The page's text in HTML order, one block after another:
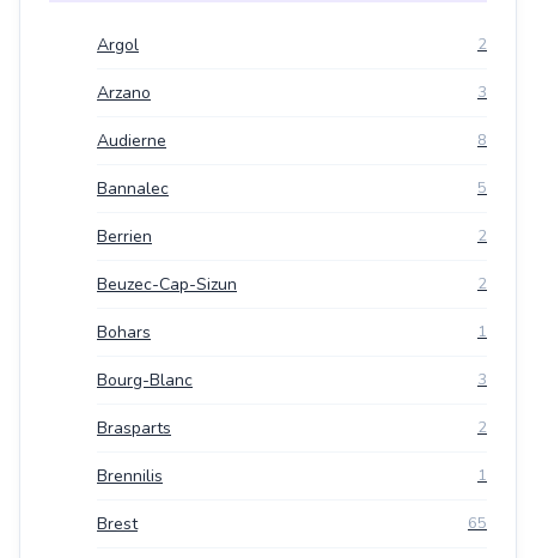
Argol 2
Arzano 3
Audierne 8
Bannalec 5
Berrien 2
Beuzec-Cap-Sizun 2
Bohars 1
Bourg-Blanc 3
Brasparts 2
Brennilis 1
Brest 65